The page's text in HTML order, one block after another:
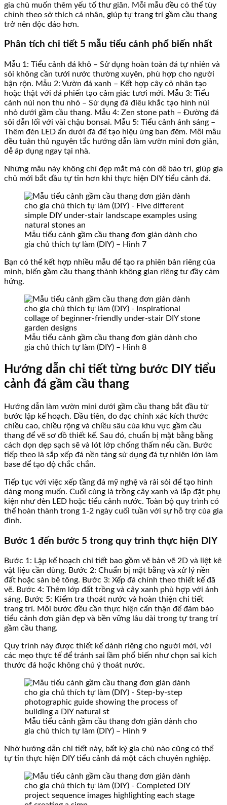
gia chủ muốn thêm yếu tố thư giãn. Mỗi mẫu đều có thể tùy
chỉnh theo sở thích cá nhân, giúp tự trang trí gầm cầu thang
trở nên độc đáo hơn.
Phân tích chi tiết 5 mẫu tiểu cảnh phổ biến nhất
Mẫu 1: Tiểu cảnh đá khô – Sử dụng hoàn toàn đá tự nhiên và
sỏi không cần tưới nước thường xuyên, phù hợp cho người
bận rộn. Mẫu 2: Vườn đá xanh – Kết hợp cây cỏ nhân tạo
hoặc thật với đá phiến tạo cảm giác tươi mới. Mẫu 3: Tiểu
cảnh núi non thu nhỏ – Sử dụng đá điêu khắc tạo hình núi
nhỏ dưới gầm cầu thang. Mẫu 4: Zen stone path – Đường đá
sỏi dẫn lối với vài chậu bonsai. Mẫu 5: Tiểu cảnh ánh sáng –
Thêm đèn LED ẩn dưới đá để tạo hiệu ứng ban đêm. Mỗi mẫu
đều tuân thủ nguyên tắc hướng dẫn làm vườn mini đơn giản,
dễ áp dụng ngay tại nhà.
Những mẫu này không chỉ đẹp mắt mà còn dễ bảo trì, giúp gia
chủ mới bắt đầu tự tin hơn khi thực hiện DIY tiểu cảnh đá.
Mẫu tiểu cảnh gầm cầu thang đơn giản dành cho
gia chủ thích tự làm (DIY) – Hình 7
Bạn có thể kết hợp nhiều mẫu để tạo ra phiên bản riêng của
mình, biến gầm cầu thang thành không gian riêng tư đầy cảm
hứng.
Mẫu tiểu cảnh gầm cầu thang đơn giản dành cho
gia chủ thích tự làm (DIY) – Hình 8
Hướng dẫn chi tiết từng bước DIY tiểu
cảnh đá gầm cầu thang
Hướng dẫn làm vườn mini dưới gầm cầu thang bắt đầu từ
bước lập kế hoạch. Đầu tiên, đo đạc chính xác kích thước
chiều cao, chiều rộng và chiều sâu của khu vực gầm cầu
thang để vẽ sơ đồ thiết kế. Sau đó, chuẩn bị mặt bằng bằng
cách dọn dẹp sạch sẽ và lót lớp chống thấm nếu cần. Bước
tiếp theo là sắp xếp đá nền tảng sử dụng đá tự nhiên lớn làm
base để tạo độ chắc chắn.
Tiếp tục với việc xếp tầng đá mỹ nghệ và rải sỏi để tạo hình
dáng mong muốn. Cuối cùng là trồng cây xanh và lắp đặt phụ
kiện như đèn LED hoặc tiểu cảnh nước. Toàn bộ quy trình có
thể hoàn thành trong 1-2 ngày cuối tuần với sự hỗ trợ của gia
đình.
Bước 1 đến bước 5 trong quy trình thực hiện DIY
Bước 1: Lập kế hoạch chi tiết bao gồm vẽ bản vẽ 2D và liệt kê
vật liệu cần dùng. Bước 2: Chuẩn bị mặt bằng và xử lý nền
đất hoặc sàn bê tông. Bước 3: Xếp đá chính theo thiết kế đã
vẽ. Bước 4: Thêm lớp đất trồng và cây xanh phù hợp với ánh
sáng. Bước 5: Kiểm tra thoát nước và hoàn thiện chi tiết
trang trí. Mỗi bước đều cần thực hiện cẩn thận để đảm bảo
tiểu cảnh đơn giản đẹp và bền vững lâu dài trong tự trang trí
gầm cầu thang.
Quy trình này được thiết kế dành riêng cho người mới, với
các mẹo thực tế để tránh sai lầm phổ biến như chọn sai kích
thước đá hoặc không chú ý thoát nước.
Mẫu tiểu cảnh gầm cầu thang đơn giản dành cho
gia chủ thích tự làm (DIY) – Hình 9
Nhờ hướng dẫn chi tiết này, bất kỳ gia chủ nào cũng có thể
tự tin thực hiện DIY tiểu cảnh đá một cách chuyên nghiệp.